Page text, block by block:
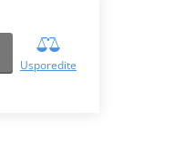
Usporedite